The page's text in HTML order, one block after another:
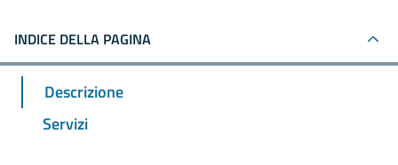
INDICE DELLA PAGINA
Descrizione
Servizi